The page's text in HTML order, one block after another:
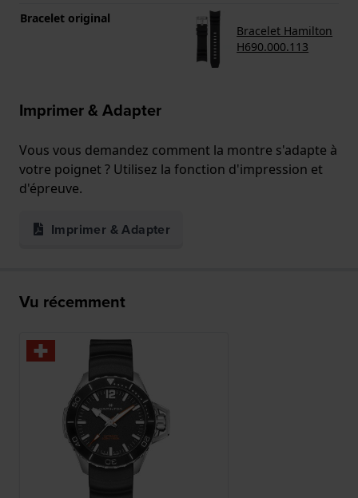
Bracelet original
Bracelet Hamilton
H690.000.113
Imprimer & Adapter
Vous vous demandez comment la montre s'adapte à
votre poignet ? Utilisez la fonction d'impression et
d'épreuve.
Imprimer & Adapter
Vu récemment